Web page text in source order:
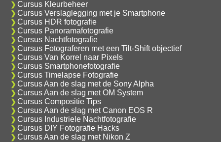
Cursus Kleurbeheer
Cursus Verslaglegging met je Smartphone
Cursus HDR fotografie
Cursus Panoramafotografie
Cursus Nachtfotografie
Cursus Fotograferen met een Tilt-Shift objectief
Cursus Van Korrel naar Pixels
Cursus Smartphonefotografie
Cursus Timelapse Fotografie
Cursus Aan de slag met de Sony Alpha
Cursus Aan de slag met OM System
Cursus Compositie Tips
Cursus Aan de slag met Canon EOS R
Cursus Industriele Nachtfotografie
Cursus DIY Fotografie Hacks
Cursus Aan de slag met Nikon Z